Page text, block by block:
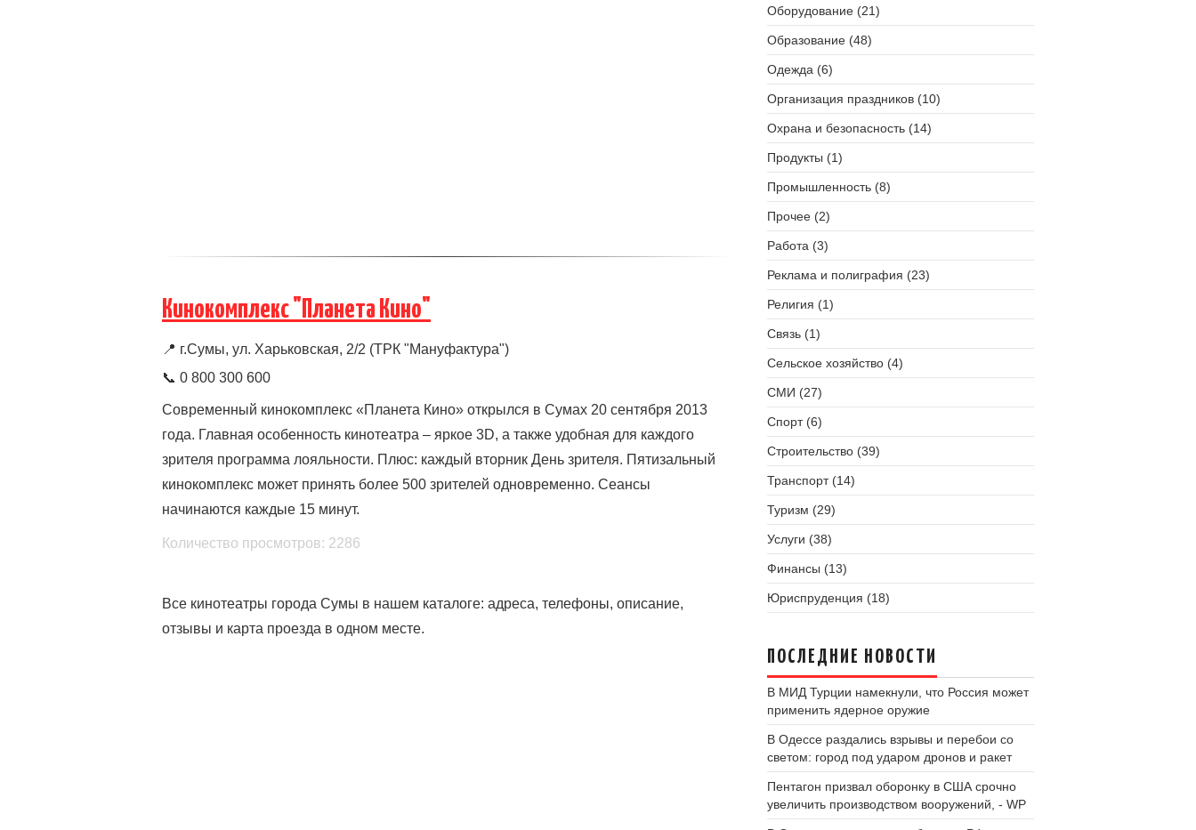
Кинокомплекс "Планета Кино"
📍 г.Сумы, ул. Харьковская, 2/2 (ТРК "Мануфактура")
📞 0 800 300 600
Современный кинокомплекс «Планета Кино» открылся в Сумах 20 сентября 2013
года. Главная особенность кинотеатра – яркое 3D, а также удобная для каждого
зрителя программа лояльности. Плюс: каждый вторник День зрителя. Пятизальный
кинокомплекс может принять более 500 зрителей одновременно. Сеансы
начинаются каждые 15 минут.
Количество просмотров: 2286
Все кинотеатры города Сумы в нашем каталоге: адреса, телефоны, описание,
отзывы и карта проезда в одном месте.
Оборудование (21)
Образование (48)
Одежда (6)
Организация праздников (10)
Охрана и безопасность (14)
Продукты (1)
Промышленность (8)
Прочее (2)
Работа (3)
Реклама и полиграфия (23)
Религия (1)
Связь (1)
Сельское хозяйство (4)
СМИ (27)
Спорт (6)
Строительство (39)
Транспорт (14)
Туризм (29)
Услуги (38)
Финансы (13)
Юриспруденция (18)
ПОСЛЕДНИЕ НОВОСТИ
В МИД Турции намекнули, что Россия может
применить ядерное оружие
В Одессе раздались взрывы и перебои со
светом: город под ударом дронов и ракет
Пентагон призвал оборонку в США срочно
увеличить производством вооружений, - WP